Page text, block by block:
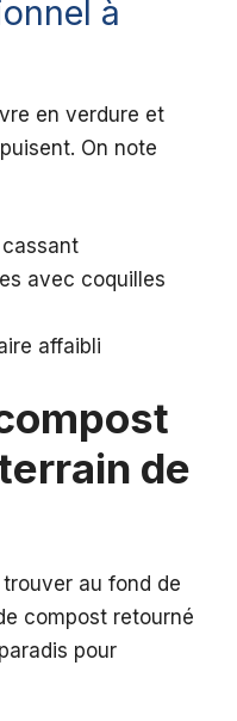
à
en verdure et
On note
avec coquilles
affaibli
de
au fond de
compost retourné
pour